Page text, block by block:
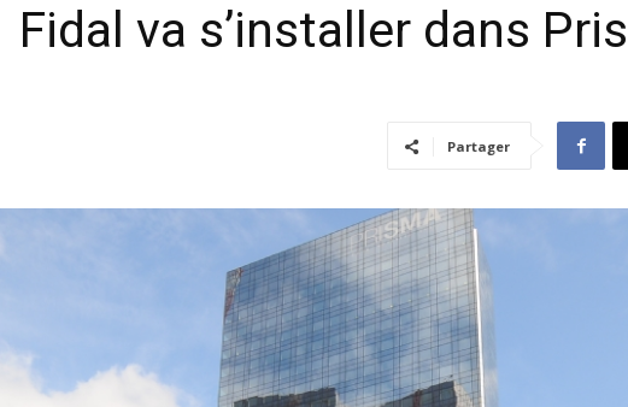
Fidal va s’installer dans
Partager